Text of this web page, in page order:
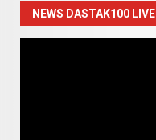
NEWS DASTAK100 LIVE